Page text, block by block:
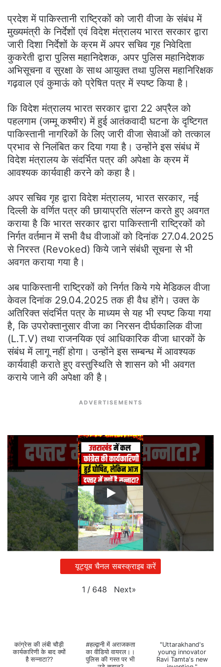
प्रदेश में पाकिस्तानी राष्ट्रिकों को जारी वीजा के संबंध में
मुख्यमंत्री के निर्देशों एवं विदेश मंत्रालय भारत सरकार द्वारा
जारी दिशा निर्देशों के क्रम में अपर सचिव गृह निवेदिता
कुकरेती द्वारा पुलिस महानिदेशक, अपर पुलिस महानिदेशक
अभिसूचना व सुरक्षा के साथ आयुक्त तथा पुलिस महानिरिक्षक
गढ़वाल एवं कुमाऊं को प्रेषित पत्र में स्पष्ट किया है।
कि विदेश मंत्रालय भारत सरकार द्वारा 22 अप्रैल को
पहलगाम (जम्मू कश्मीर) में हुई आतंकवादी घटना के दृष्टिगत
पाकिस्तानी नागरिकों के लिए जारी वीजा सेवाओं को तत्काल
प्रभाव से निलंबित कर दिया गया है। उन्होंने इस संबंध में
विदेश मंत्रालय के संदर्भित पत्र की अपेक्षा के क्रम में
आवश्यक कार्यवाही करने को कहा है।
अपर सचिव गृह द्वारा विदेश मंत्रालय, भारत सरकार, नई
दिल्ली के वर्णित पत्र की छायाप्रति संलग्न करते हुए अवगत
कराया है कि भारत सरकार द्वारा पाकिस्तानी राष्ट्रिकों को
निर्गत वर्तमान में सभी वैध वीजाओं को दिनांक 27.04.2025
से निरस्त (Revoked) किये जाने संबंधी सूचना से भी
अवगत कराया गया है।
अब पाकिस्तानी राष्ट्रिकों को निर्गत किये गये मेडिकल वीजा
केवल दिनांक 29.04.2025 तक ही वैध होंगे। उक्त के
अतिरिक्त संदर्भित पत्र के माध्यम से यह भी स्पष्ट किया गया
है, कि उपरोक्तानुसार वीजा का निरसन दीर्घकालिक वीजा
(L.T.V) तथा राजनयिक एवं आधिकारिक वीजा धारकों के
संबंध में लागू नहीं होगा। उन्होंने इस सम्बन्ध में आवश्यक
कार्यवाही कराते हुए वस्तुस्थिति से शासन को भी अवगत
कराये जाने की अपेक्षा की है।
ADVERTISEMENTS
यूट्यूब चैनल सबस्क्राइब करें
1 / 648 Next»
कांग्रेस की लंबी चौड़ी
कार्यकारिणी के बाद क्यों
है सन्नाटा??
#हल्द्वानी में अराजकता
का वीडियो वायरल।।
पुलिस की गस्त पर भी
"Uttarakhand's
young innovator
Ravi Tamta's new